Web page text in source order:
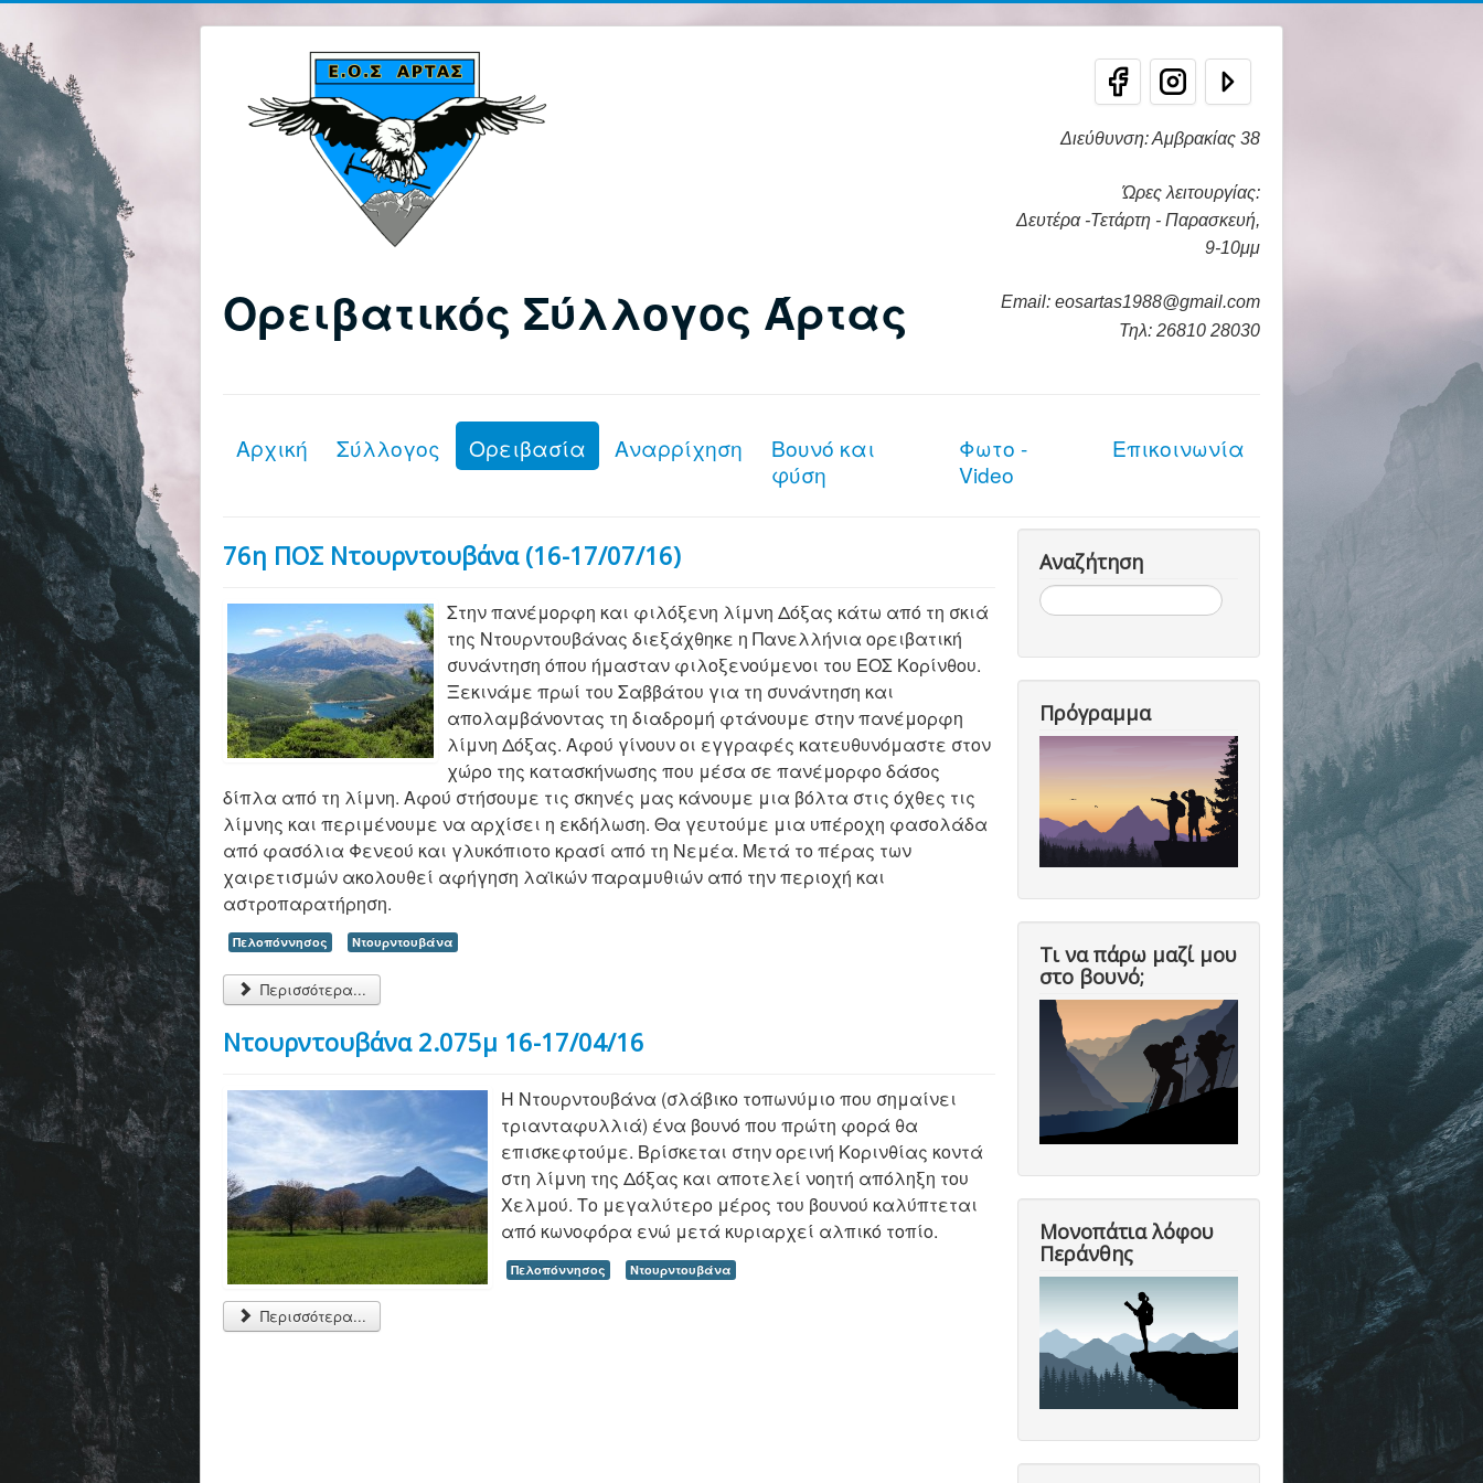
Ορειβατικός Σύλλογος Άρτας
Διεύθυνση: Αμβρακίας 38
Ώρες λειτουργίας:
Δευτέρα -Τετάρτη - Παρασκευή,
9-10μμ
Email: eosartas1988@gmail.com
Τηλ: 26810 28030
Αρχική Σύλλογος Ορειβασία Αναρρίχηση
Βουνό και
φύση
Φωτο -
Video
Επικοινωνία
76η ΠΟΣ Ντουρντουβάνα (16-17/07/16)
Στην πανέμορφη και φιλόξενη λίμνη Δόξας κάτω από τη σκιά
της Ντουρντουβάνας διεξάχθηκε η Πανελλήνια ορειβατική
συνάντηση όπου ήμασταν φιλοξενούμενοι του ΕΟΣ Κορίνθου.
Ξεκινάμε πρωί του Σαββάτου για τη συνάντηση και
απολαμβάνοντας τη διαδρομή φτάνουμε στην πανέμορφη
λίμνη Δόξας. Αφού γίνουν οι εγγραφές κατευθυνόμαστε στον
χώρο της κατασκήνωσης που μέσα σε πανέμορφο δάσος
δίπλα από τη λίμνη. Αφού στήσουμε τις σκηνές μας κάνουμε μια βόλτα στις όχθες τις
λίμνης και περιμένουμε να αρχίσει η εκδήλωση. Θα γευτούμε μια υπέροχη φασολάδα
από φασόλια Φενεού και γλυκόπιοτο κρασί από τη Νεμέα. Μετά το πέρας των
χαιρετισμών ακολουθεί αφήγηση λαϊκών παραμυθιών από την περιοχή και
αστροπαρατήρηση.
Πελοπόννησος Ντουρντουβάνα
Περισσότερα...
Ντουρντουβάνα 2.075μ 16-17/04/16
Η Ντουρντουβάνα (σλάβικο τοπωνύμιο που σημαίνει
τριανταφυλλιά) ένα βουνό που πρώτη φορά θα
επισκεφτούμε. Βρίσκεται στην ορεινή Κορινθίας κοντά
στη λίμνη της Δόξας και αποτελεί νοητή απόληξη του
Χελμού. Το μεγαλύτερο μέρος του βουνού καλύπτεται
από κωνοφόρα ενώ μετά κυριαρχεί αλπικό τοπίο.
Πελοπόννησος Ντουρντουβάνα
Περισσότερα...
Αναζήτηση
Αναζήτηση...
Πρόγραμμα
Τι να πάρω μαζί μου
στο βουνό;
Μονοπάτια λόφου
Περάνθης